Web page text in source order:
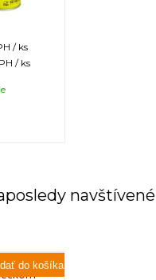
/ ks
/ ks
navštívené